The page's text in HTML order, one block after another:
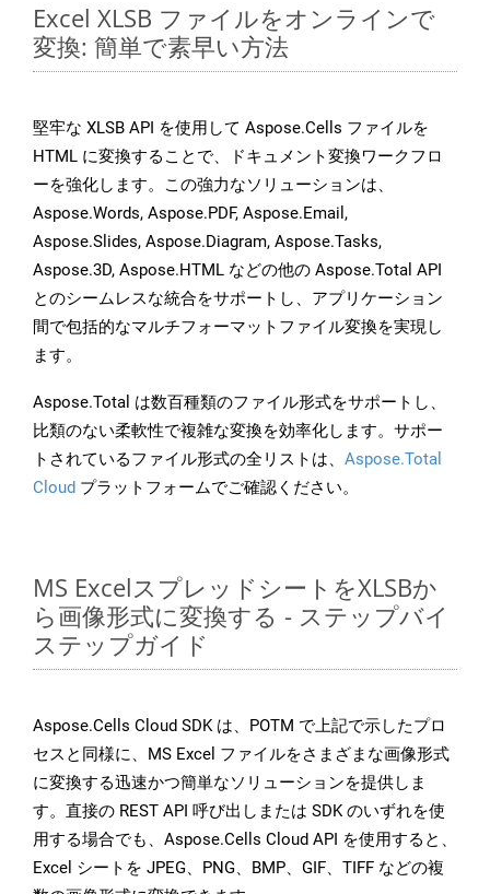
Excel XLSB ファイルをオンラインで
変換: 簡単で素早い方法
堅牢な XLSB API を使用して Aspose.Cells ファイルを
HTML に変換することで、ドキュメント変換ワークフロ
ーを強化します。この強力なソリューションは、
Aspose.Words, Aspose.PDF, Aspose.Email,
Aspose.Slides, Aspose.Diagram, Aspose.Tasks,
Aspose.3D, Aspose.HTML などの他の Aspose.Total API
とのシームレスな統合をサポートし、アプリケーション
間で包括的なマルチフォーマットファイル変換を実現し
ます。
Aspose.Total は数百種類のファイル形式をサポートし、
比類のない柔軟性で複雑な変換を効率化します。サポー
トされているファイル形式の全リストは、 Aspose.Total
Cloud プラットフォームでご確認ください。
MS ExcelスプレッドシートをXLSBか
ら画像形式に変換する - ステップバイ
ステップガイド
Aspose.Cells Cloud SDK は、POTM で上記で示したプロ
セスと同様に、MS Excel ファイルをさまざまな画像形式
に変換する迅速かつ簡単なソリューションを提供しま
す。直接の REST API 呼び出しまたは SDK のいずれを使
用する場合でも、Aspose.Cells Cloud API を使用すると、
Excel シートを JPEG、PNG、BMP、GIF、TIFF などの複